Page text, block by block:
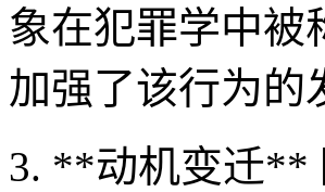
象在犯罪学中被
加强了该行为的
3. **动机变迁**